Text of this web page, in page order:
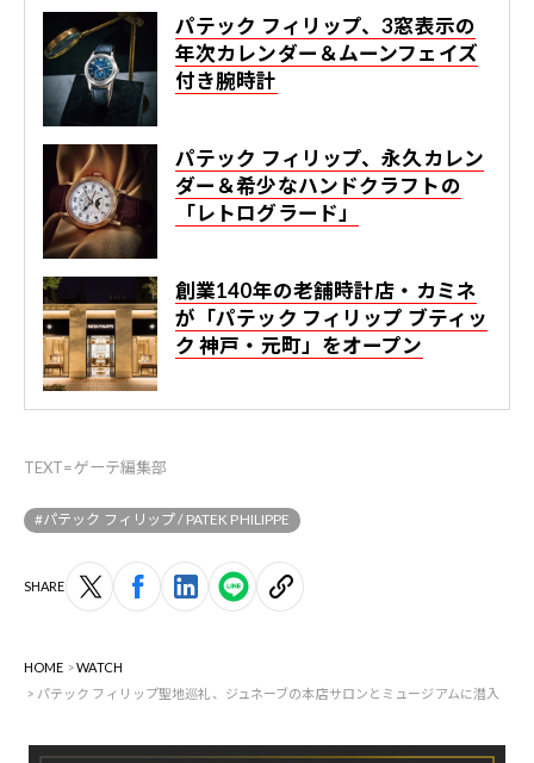
パテック フィリップ、3窓表示の
年次カレンダー＆ムーンフェイズ
付き腕時計
パテック フィリップ、永久カレン
ダー＆希少なハンドクラフトの
「レトログラード」
創業140年の老舗時計店・カミネ
が「パテック フィリップ ブティッ
ク 神戸・元町」をオープン
TEXT=ゲーテ編集部
#パテック フィリップ / PATEK PHILIPPE
SHARE
HOME
WATCH
パテック フィリップ聖地巡礼、ジュネーブの本店サロンとミュージアムに潜入